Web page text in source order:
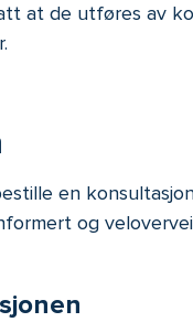
at de utføres av
en
og